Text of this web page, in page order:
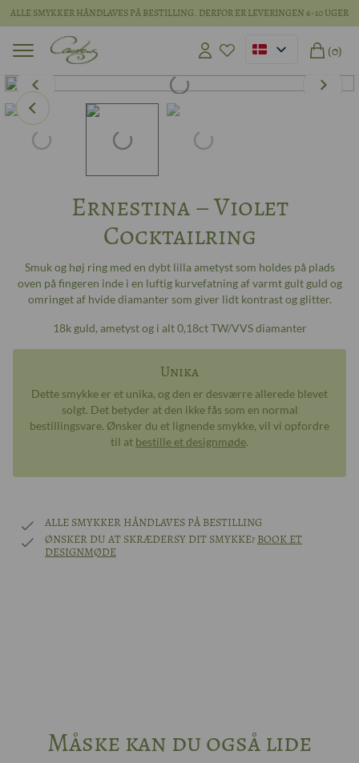
ALLE SMYKKER HÅNDLAVES PÅ BESTILLING. DERFOR ER LEVERINGEN 6-10 UGER
(0)
Ernestina – Violet
Cocktailring
Smuk og høj ring med en dybt lilla ametyst som holdes på plads
oven på fingeren inde i en luftig kurvefatning af varmt gult guld og
omringet af hvide diamanter som giver lidt kontrast og glitter.
18k guld, ametyst og i alt 0,18ct TW/VVS diamanter
Unika
Dette smykke er et unika, og den er desværre allerede blevet
solgt. Det betyder at den ikke fås som en normal
bestillingsvare. Ønsker du et lignende smykke, vil vi opfordre
til at bestille et designmøde.
ALLE SMYKKER HÅNDLAVES PÅ BESTILLING
ØNSKER DU AT SKRÆDERSY DIT SMYKKE? BOOK ET
DESIGNMØDE
Måske kan du også lide